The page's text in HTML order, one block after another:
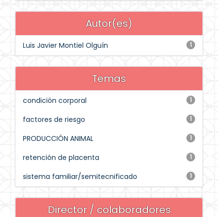
Autor(es)
1
Luis Javier Montiel Olguín
Temas
1
condición corporal
1
factores de riesgo
1
PRODUCCIÓN ANIMAL
1
retención de placenta
1
sistema familiar/semitecnificado
Director / colaboradores